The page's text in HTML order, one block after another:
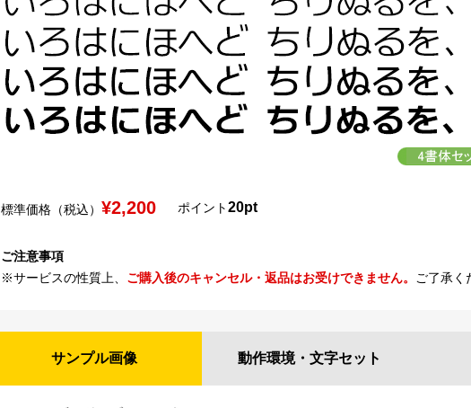
標準価格（税込） ¥2,200 ポイント20pt
ご注意事項
※サービスの性質上、 ご購入後のキャンセル・返品はお受けできません。 ご了承く
サンプル画像 動作環境・ 文字セット